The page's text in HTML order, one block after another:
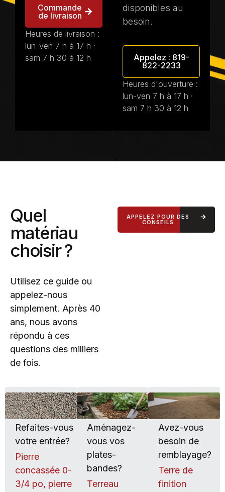
Commande
de livraison
Heures de livraison :
lun-ven 7 h à 17 h ·
sam 7 h 30 à 12 h
disponibles au
besoin.
Appelez : 819-
822-2233
Heures d'ouverture :
lun-ven 7 h à 17 h ·
sam 7 h 30 à 12 h
Quel
matériau
choisir ?
Utilisez ce guide ou
appelez-nous
simplement. Après 40
ans, nous avons
répondu à ces
questions des milliers
de fois.
APPELEZ POUR DES
CONSEILS
Refaites-vous
votre entrée?
Pierre
concassée 0-
3/4 po, pierre
Aménagez-
vous vos
plates-
bandes?
Terreau
Avez-vous
besoin de
remblayage?
Terre de
finition